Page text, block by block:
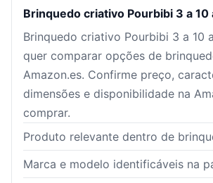
Brinquedo criativo Pourbibi 3 a 10
Brinquedo criativo Pourbibi 3 a 10
quer comparar opções de
Amazon.es. Confirme preço,
dimensões e disponibilidade na
comprar.
Produto relevante dentro de
Marca e modelo identificáveis na